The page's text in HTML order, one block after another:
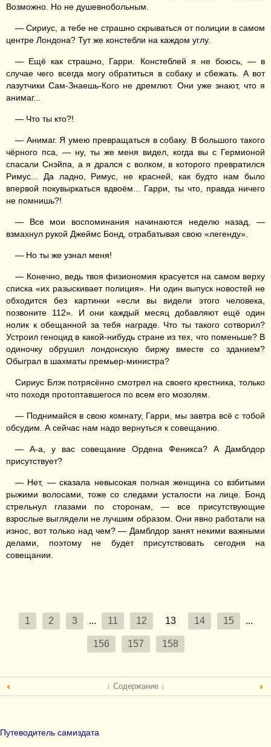
Возможно. Но не душевнобольным.
— Сириус, а тебе не страшно скрываться от полиции в самом
центре Лондона? Тут же констебли на каждом углу.
— Ещё как страшно, Гарри. Констеблей я не боюсь, — в
случае чего всегда могу обратиться в собаку и сбежать. А вот
лазутчики Сам-Знаешь-Кого не дремлют. Они уже знают, что я
анимаг...
— Что ты кто?!
— Анимаг. Я умею превращаться в собаку. В большого такого
чёрного пса, — ну, ты же меня видел, когда вы с Гермионой
спасали Снэйпа, а я дрался с волком, в которого превратился
Римус... Да ладно, Римус, не красней, как будто нам было
впервой покувыркаться вдвоём... Гарри, ты что, правда ничего
не помнишь?!
— Все мои воспоминания начинаются неделю назад, —
взмахнул рукой Джеймс Бонд, отрабатывая свою «легенду».
— Но ты же узнал меня!
— Конечно, ведь твоя физиономия красуется на самом верху
списка «их разыскивает полиция». Ни один выпуск новостей не
обходится без картинки «если вы видели этого человека,
позвоните 112». И они каждый месяц добавляют ещё один
нолик к обещанной за тебя награде. Что ты такого сотворил?
Устроил геноцид в какой-нибудь стране из тех, что поменьше? В
одиночку обрушил лондонскую биржу вместе со зданием?
Обыграл в шахматы премьер-министра?
Сириус Блэк потрясённо смотрел на своего крестника, только
что походя протоптавшегося по всем его мозолям.
— Поднимайся в свою комнату, Гарри, мы завтра всё с тобой
обсудим. А сейчас нам надо вернуться к совещанию.
— А-а, у вас совещание Ордена Феникса? А Дамблдор
присутствует?
— Нет, — сказала невысокая полная женщина со взбитыми
рыжими волосами, тоже со следами усталости на лице. Бонд
стрельнул глазами по сторонам, — все присутствующие
взрослые выглядели не лучшим образом. Они явно работали на
износ, вот только над чем? — Дамблдор занят некими важными
делами, поэтому не будет присутствовать сегодня на
совещании.
1 2 3 ... 11 12 13 14 15 ...
156 157 158
↓ Содержание ↓
Путеводитель самиздата